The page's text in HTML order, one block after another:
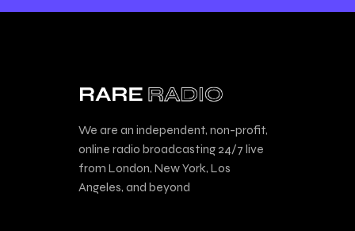
We are an independent, non-profit,
online radio broadcasting 24/7 live
from London, New York, Los
Angeles, and beyond